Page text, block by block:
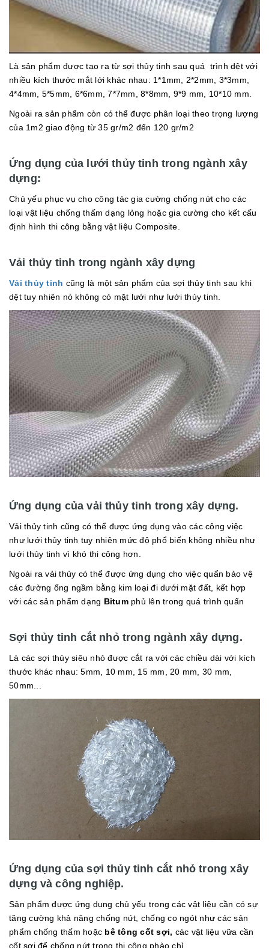
Là sản phẩm được tạo ra từ sợi thủy tinh sau quá trình dệt với
nhiều kích thước mắt lới khác nhau: 1*1mm, 2*2mm, 3*3mm,
4*4mm, 5*5mm, 6*6mm, 7*7mm, 8*8mm, 9*9 mm, 10*10 mm.
Ngoài ra sản phẩm còn có thể được phân loại theo trọng lượng
của 1m2 giao động từ 35 gr/m2 đến 120 gr/m2
Ứng dụng của lưới thủy tinh trong ngành xây
dựng:
Chủ yếu phục vụ cho công tác gia cường chống nứt cho các
loại vật liệu chống thấm dạng lỏng hoặc gia cường cho kết cấu
định hình thi công bằng vật liệu Composite.
Vải thủy tinh trong ngành xây dựng
Vải thủy tinh cũng là một sản phẩm của sợi thủy tinh sau khi
dệt tuy nhiên nó không có mặt lưới như lưới thủy tinh.
Ứng dụng của vải thủy tinh trong xây dựng.
Vải thủy tinh cũng có thể được ứng dụng vào các công việc
như lưới thủy tinh tuy nhiên mức độ phổ biến không nhiều như
lưới thủy tinh vì khó thi công hơn.
Ngoài ra vải thủy có thể được ứng dụng cho việc quẩn bảo vệ
các đường ống ngầm bằng kim loại đi dưới mặt đất, kết hợp
với các sản phẩm dạng Bitumphủ lên trong quá trình quấn
Sợi thủy tinh cắt nhỏ trong ngành xây dựng.
Là các sợi thủy siêu nhỏ được cắt ra với các chiều dài với kích
thước khác nhau: 5mm, 10 mm, 15 mm, 20 mm, 30 mm,
50mm...
Ứng dụng của sợi thủy tinh cắt nhỏ trong xây
dựng và công nghiệp.
Sản phẩm được ứng dụng chủ yếu trong các vật liệu cần có sự
tăng cường khả năng chống nứt, chống co ngót như các sản
phẩm chống thấm hoặc bê tông cốt sợi, các vật liệu vữa cần
cốt sợi để chống nứt trong thi công phào chỉ